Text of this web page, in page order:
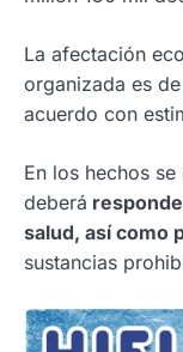
La afectación
organizada es de
acuerdo con
En los hechos
deberá
salud, así como
sustancias